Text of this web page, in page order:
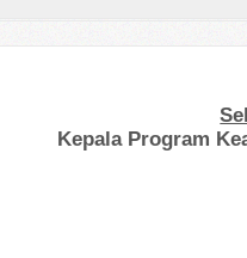
Kepala Program